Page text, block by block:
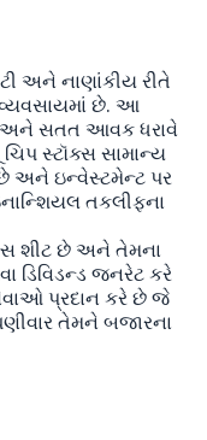
અને નાણાંકીય રીતે
વ્યવસાયમાં છે. આ
સતત આવક ધરાવે
સ્ટૉક્સ સામાન્ય
અને ઇન્વેસ્ટમેન્ટ પર
તકલીફના
શીટ છે અને તેમના
ડિવિડન્ડ જનરેટ કરે
પ્રદાન કરે છે જે
તેમને બજારના